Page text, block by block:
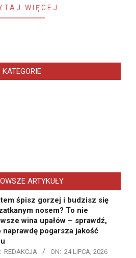
WIĘCEJ
KATEGORIE
ARTYKUŁY
śpisz gorzej i budzisz się
nosem? To nie
wina upałów – sprawdź,
naprawdę pogarsza jakość
REDAKCJA ON: 24 LIPCA, 2026